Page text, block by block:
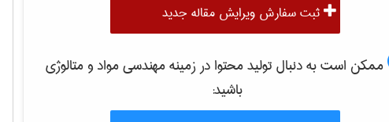
ثبت سفارش ویرایش مقاله جدید
ممکن است به دنبال تولید محتوا در زمینهمهندسی مواد و متالوژی
باشید: